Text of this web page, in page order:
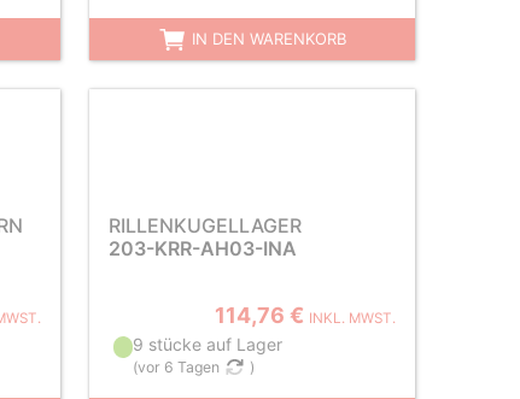
IN DEN WARENKORB
RILLENKUGELLAGER
203-KRR-AH03-INA
114,76 € INKL. MWST.
9 stücke auf Lager
(vor 6 Tagen )